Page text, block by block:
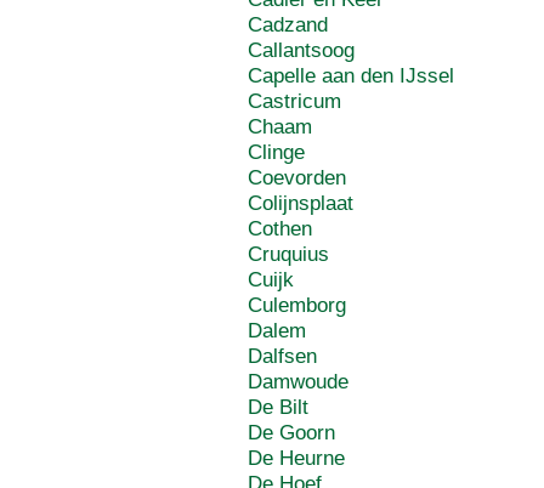
Cadzand
Callantsoog
Capelle aan den IJssel
Castricum
Chaam
Clinge
Coevorden
Colijnsplaat
Cothen
Cruquius
Cuijk
Culemborg
Dalem
Dalfsen
Damwoude
De Bilt
De Goorn
De Heurne
De Hoef